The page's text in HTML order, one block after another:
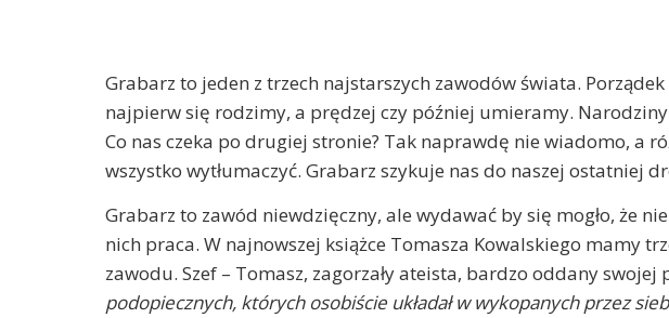
Grabarz to jeden z trzech najstarszych zawodów świata.
najpierw się rodzimy, a prędzej czy później umieramy. Narodziny
Co nas czeka po drugiej stronie? Tak naprawdę nie wiadomo, a
wszystko wytłumaczyć. Grabarz szykuje nas do naszej ostatniej
Grabarz to zawód niewdzięczny, ale wydawać by się mogło, że
nich praca. W najnowszej książce Tomasza Kowalskiego mamy
zawodu. Szef – Tomasz, zagorzały ateista, bardzo oddany swojej
podopiecznych, których osobiście układał w wykopanych przez